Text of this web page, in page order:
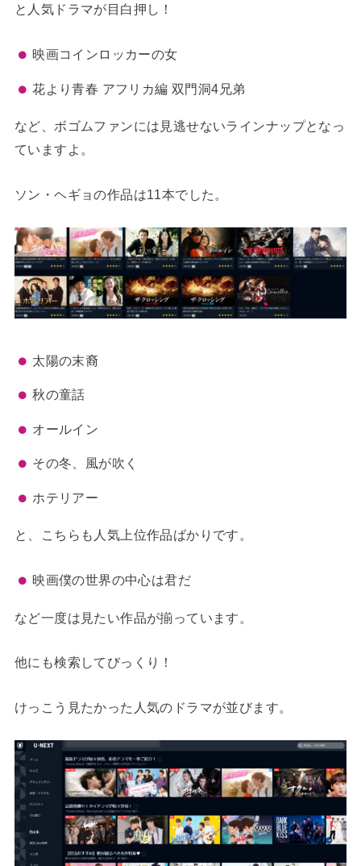
と人気ドラマが目白押し！
映画コインロッカーの女
花より青春 アフリカ編 双門洞4兄弟
など、ボゴムファンには見逃せないラインナップとなっ
ていますよ。
ソン・ヘギョの作品は11本でした。
太陽の末裔
秋の童話
オールイン
その冬、風が吹く
ホテリアー
と、こちらも人気上位作品ばかりです。
映画僕の世界の中心は君だ
など一度は見たい作品が揃っています。
他にも検索してびっくり！
けっこう見たかった人気のドラマが並びます。